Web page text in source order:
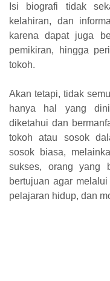
Isi biografi tidak
kelahiran, dan
karena dapat juga
pemikiran, hingga
tokoh.
Akan tetapi, tidak
hanya hal yang
diketahui dan
tokoh atau sosok
sosok biasa,
sukses, orang yang
bertujuan agar
pelajaran hidup, dan